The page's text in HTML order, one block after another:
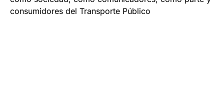
consumidores del Transporte Público